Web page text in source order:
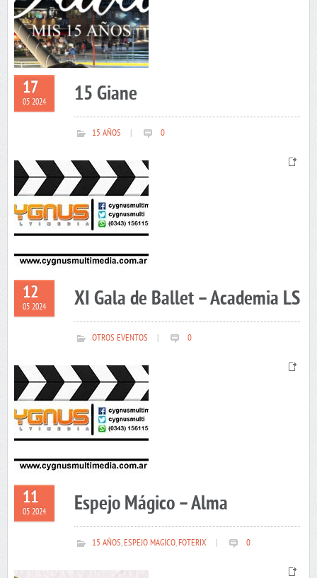
17
05 2024 15 Giane
15 AÑOS 0
12
05 2024 XI Gala de Ballet – Academia LS
OTROS EVENTOS 0
11
05 2024 Espejo Mágico – Alma
15 AÑOS,ESPEJO MAGICO,FOTERIX 0